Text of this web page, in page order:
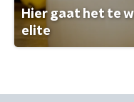
Hier gaat het te
elite